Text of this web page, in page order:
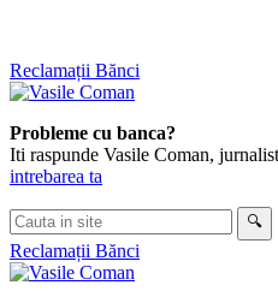
Skip
to
Reclamații Bănci
Probleme cu banca?
Iti raspunde Vasile Coman,
intrebarea ta
Cauta
in
site
🔍
Reclamații Bănci